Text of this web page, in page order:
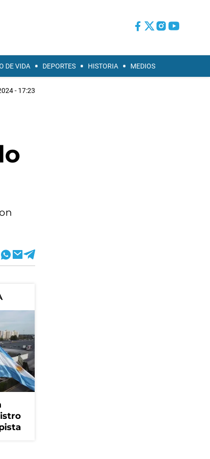
DE VIDA DEPORTES HISTORIA MEDIOS
- 17:23